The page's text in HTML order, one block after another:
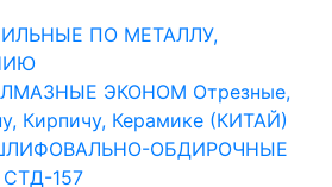
ПО МЕТАЛЛУ,
ЭКОНОМ Отрезные,
Кирпичу, Керамике (КИТАЙ)
ОБДИРОЧНЫЕ
157